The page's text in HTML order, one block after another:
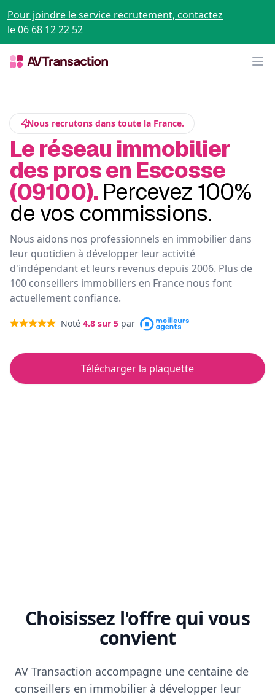
Pour joindre le service recrutement, contactez
le 06 68 12 22 52
Nous recrutons dans toute la France.
Le réseau immobilier
des pros en Escosse
(09100). Percevez 100%
de vos commissions.
Nous aidons nos professionnels en immobilier dans
leur quotidien à développer leur activité
d'indépendant et leurs revenus depuis 2006. Plus de
100 conseillers immobiliers en France nous font
actuellement confiance.
Noté 4.8 sur 5 par
Télécharger la plaquette
Choisissez l'offre qui vous
convient
AV Transaction accompagne une centaine de
conseillers en immobilier à développer leur